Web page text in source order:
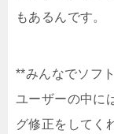
もあるんです。
**みんなでソフ
ユーザーの中に
グ修正をしてく